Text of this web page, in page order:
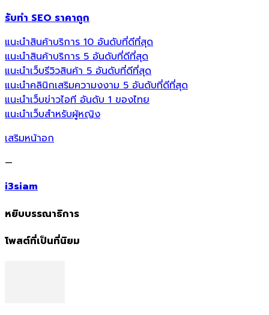
รับทำ SEO ราคาถูก
แนะนำสินค้าบริการ 10 อันดับที่ดีที่สุด
แนะนำสินค้าบริการ 5 อันดับที่ดีที่สุด
แนะนำเว็บรีวิวสินค้า 5 อันดับที่ดีที่สุด
แนะนำคลินิกเสริมความงงาม 5 อันดับที่ดีที่สุด
แนะนำเว็บข่าวไอที อันดับ 1 ของไทย
แนะนำเว็บสำหรับผู้หญิง
เสริมหน้าอก
—
i3siam
หยิบบรรณาธิการ
โพสต์ที่เป็นที่นิยม